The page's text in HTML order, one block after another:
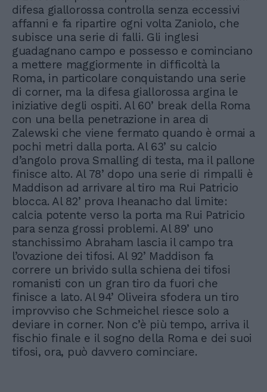
difesa giallorossa controlla senza eccessivi
affanni e fa ripartire ogni volta Zaniolo, che
subisce una serie di falli. Gli inglesi
guadagnano campo e possesso e cominciano
a mettere maggiormente in difficoltà la
Roma, in particolare conquistando una serie
di corner, ma la difesa giallorossa argina le
iniziative degli ospiti. Al 60’ break della Roma
con una bella penetrazione in area di
Zalewski che viene fermato quando è ormai a
pochi metri dalla porta. Al 63’ su calcio
d’angolo prova Smalling di testa, ma il pallone
finisce alto. Al 78’ dopo una serie di rimpalli è
Maddison ad arrivare al tiro ma Rui Patricio
blocca. Al 82’ prova Iheanacho dal limite:
calcia potente verso la porta ma Rui Patricio
para senza grossi problemi. Al 89’ uno
stanchissimo Abraham lascia il campo tra
l’ovazione dei tifosi. Al 92’ Maddison fa
correre un brivido sulla schiena dei tifosi
romanisti con un gran tiro da fuori che
finisce a lato. Al 94’ Oliveira sfodera un tiro
improvviso che Schmeichel riesce solo a
deviare in corner. Non c’è più tempo, arriva il
fischio finale e il sogno della Roma e dei suoi
tifosi, ora, può davvero cominciare.